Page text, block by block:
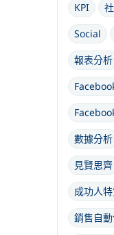
KPI
Social
報表分析
數據分析
見賢思齊
成功人
銷售自